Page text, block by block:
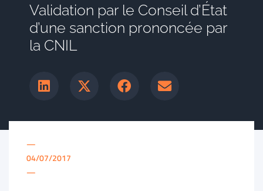
Validation par le Conseil d’État
d’une sanction prononcée par
la CNIL
—
04/07/2017
—